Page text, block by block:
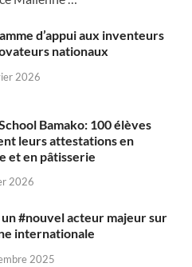
d’appui aux inventeurs
nationaux
2026
Bamako: 100 élèves
leurs attestations en
et en pâtisserie
2026
un #nouvel acteur majeur sur
internationale
2025